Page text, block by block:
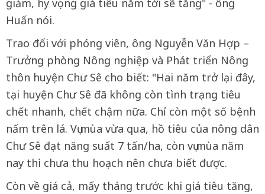
giảm, hy vọng giá tiêu năm tới sẽ tăng" - ông
Huấn nói.
Trao đổi với phóng viên, ông Nguyễn Văn Hợp –
Trưởng phòng Nông nghiệp và Phát triển Nông
thôn huyện Chư Sê cho biết: "Hai năm trở lại đây,
tại huyện Chư Sê đã không còn tình trạng tiêu
chết nhanh, chết chậm nữa. Chỉ còn một số bệnh
nấm trên lá. Vụ mùa vừa qua, hồ tiêu của nông dân
Chư Sê đạt năng suất 7 tấn/ha, còn vụ mùa năm
nay thì chưa thu hoạch nên chưa biết được.
Còn về giá cả, mấy tháng trước khi giá tiêu tăng,